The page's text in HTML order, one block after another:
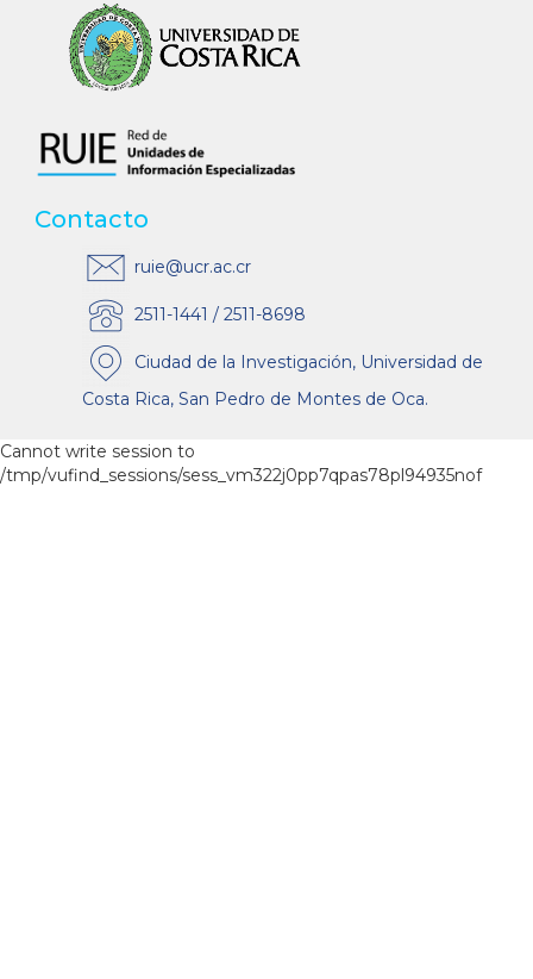
Contacto
ruie@ucr.ac.cr
2511-1441 / 2511-8698
Ciudad de la Investigación, Universidad de
Costa Rica, San Pedro de Montes de Oca.
Cannot write session to
/tmp/vufind_sessions/sess_vm322j0pp7qpas78pl94935nof